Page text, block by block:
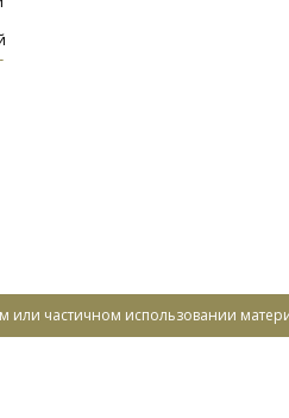
частичном использовании